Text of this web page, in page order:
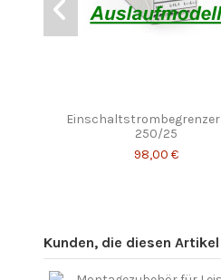
Einschaltstrombegrenzer
250/25
98,00 €
Kunden, die diesen